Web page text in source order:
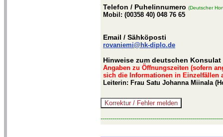
Telefon / Puhelinnumero (Deutscher
Mobil: (00358 40) 048 76 65
Email / Sähköposti
rovaniemi@hk-diplo.de
Hinweise zum deutschen
Angaben zu Öffnungszeiten (sofern
sich die Informationen in Einzelfällen
Leiterin: Frau Satu Johanna Miinala